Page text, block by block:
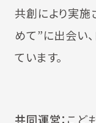
共創により実施
めて”に出会い
ています。
共同運営： こど